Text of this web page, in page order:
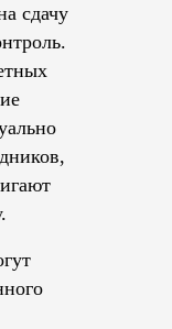
сдачу